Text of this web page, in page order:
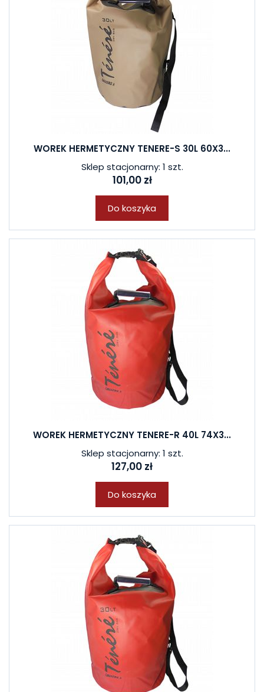
WOREK HERMETYCZNY TENERE-S 30L 60X3...
Sklep stacjonarny: 1 szt.
101,00 zł
Do koszyka
WOREK HERMETYCZNY TENERE-R 40L 74X3...
Sklep stacjonarny: 1 szt.
127,00 zł
Do koszyka